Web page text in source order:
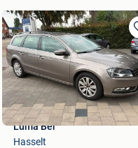
in
Luma Ber
Hasselt